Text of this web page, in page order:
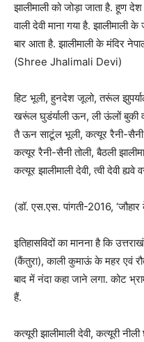
झालीमाली को जोड़ा जाता है. हूण
वाली देवी माना गया है. झालीमाली
बार आता है. झालीमाली के मंदिर
(Shree Jhalimali Devi)
हिट भूली, हुनदेश जूलो, तरूंल
खरूंल घुडंर्याली ऊन, ली ऊंलों बुकी
तै ऊन साटूंल भूली, कत्यूर रैनी-सैनी
कत्यूर रैनी-सैनी तोली, बैठली
कत्यूर झालीमाली देवी, त्वी देवी ह्यवे
(डॉ. एस.एस. पांगती-2016, ‘जौहार
इतिहासविदों का मानना है कि
(कैंतुरा), काली कुमाऊं के महर एवं
बाद में नंदा कहा जाने लगा. कोट
हैं.
कत्यूरी झालीमाली देवी, कत्यूरी नीली